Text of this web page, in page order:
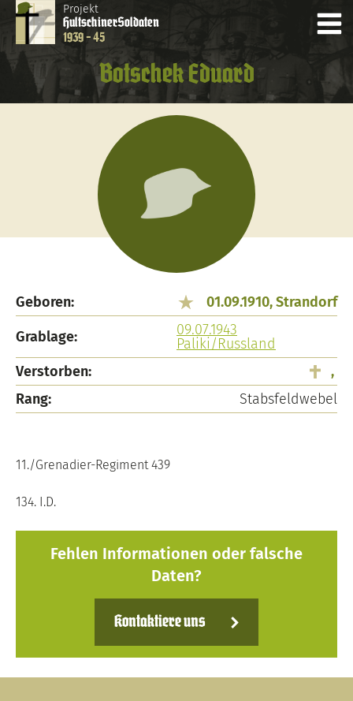
Projekt
HultschinerSoldaten
1939 - 45
Botschek Eduard
Geboren:
01.09.1910, Strandorf
Grablage:
09.07.1943
Paliki/Russland
Verstorben:
,
Rang:
Stabsfeldwebel
11./Grenadier-Regiment 439
134. I.D.
Fehlen Informationen oder falsche
Daten?
Kontaktiere uns